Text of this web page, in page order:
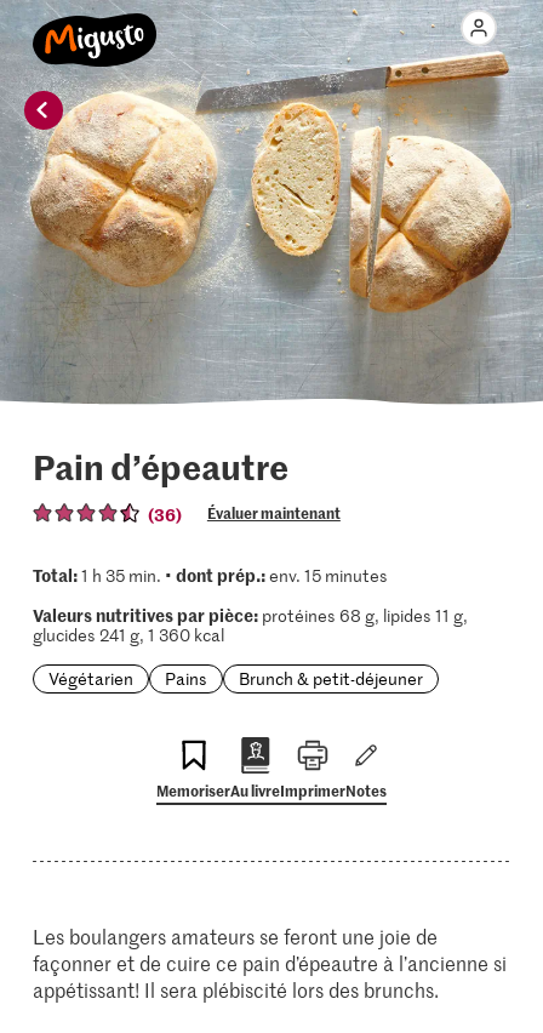
Pain d’épeautre
(36) Évaluer maintenant
Total:1 h 35 min. • dont prép.:env. 15 minutes
Valeurs nutritives par pièce:protéines 68 g, lipides 11 g,
glucides 241 g, 1 360 kcal
Végétarien
Pains Brunch & petit-déjeuner
MemoriserAu livreImprimerNotes
Les boulangers amateurs se feront une joie de
façonner et de cuire ce pain d’épeautre à l’ancienne si
appétissant! Il sera plébiscité lors des brunchs.